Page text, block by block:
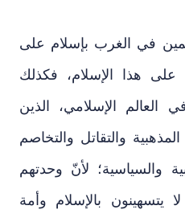
في الغرب بإسلام على
على هذا الإسلام، فكذلك
العالم الإسلامي، الذين
والتقاتل والتخاصم
والسياسية؛ لأنّ وحدتهم
يتسهينون بالإسلام وأمة